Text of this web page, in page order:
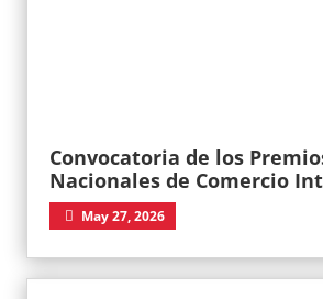
Convocatoria de los
Nacionales de Comercio
May 27, 2026